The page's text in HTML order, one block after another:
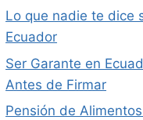
Lo que nadie te dice
Ecuador
Ser Garante en
Antes de Firmar
Pensión de